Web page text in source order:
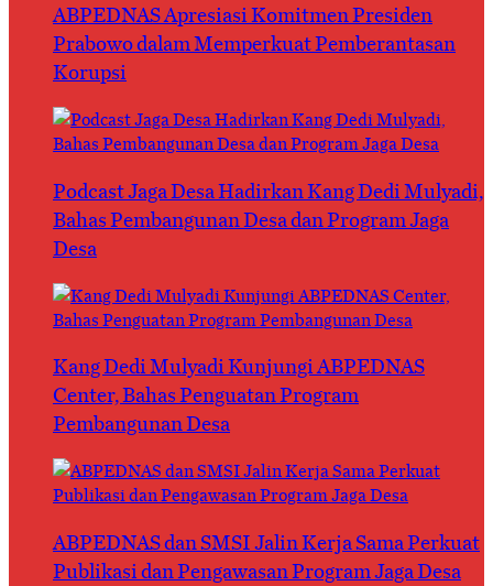
ABPEDNAS Apresiasi Komitmen Presiden
Prabowo dalam Memperkuat Pemberantasan
Korupsi
Podcast Jaga Desa Hadirkan Kang Dedi Mulyadi,
Bahas Pembangunan Desa dan Program Jaga
Desa
Kang Dedi Mulyadi Kunjungi ABPEDNAS
Center, Bahas Penguatan Program
Pembangunan Desa
ABPEDNAS dan SMSI Jalin Kerja Sama Perkuat
Publikasi dan Pengawasan Program Jaga Desa